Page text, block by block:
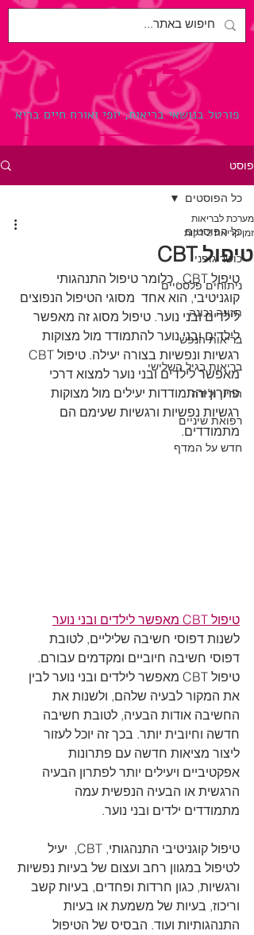
לבריאות.
פורטל בנושאי בריאות, יופי ואורח חיים בריא
פוסט
כל הפוסטים
כושר גופני
ניתוחים פלסטיים
תזונה נכונה
בריאות הנפש
בריאות בגיל השלישי
הריון ולידה
רפואת שיניים
חדש על המדף
כל הפוסטים
טיפול CBT
מערכת לבריאות
זמן קריאה 2 דקות
טיפול CBT , כלומר טיפול התנהגותי
קוגניטיבי, הוא אחד  מסוגי הטיפול הנפוצים
לילדים ובני נוער. טיפול מסוג זה מאפשר
לילדים ובני נוער להתמודד מול מצוקות
מאפשר לילדים ובני נוער למצוא דרכי
פתרון והתמודדות יעילים מול מצוקות
רגשיות נפשיות ורגשיות שעימם הם
מתמודדים.
טיפול CBT מאפשר לילדים ובני נוער
לשנות דפוסי חשיבה שליליים, לטובת
דפוסי חשיבה חיוביים ומקדמים עבורם.
טיפול CBT מאפשר לילדים ובני נוער לבין
את המקור לבעיה שלהם, ולשנות את
החשיבה אודות הבעיה, לטובת חשיבה
חדשה וחיובית יותר. בכך זה יוכל לעזור
ליצור מציאות חדשה עם פתרונות
אפקטיביים ויעילים יותר לפתרון הבעיה
הרגשית או הבעיה הנפשית עמה
מתמודדים ילדים ובני נוער.
טיפול קוגניטיבי התנהגותי, CBT,  יעיל
לטיפול במגוון רחב ועצום של בעיות נפשיות
ורגשיות, כגון חרדות ופחדים, בעיות קשב
וריכוז, בעיות של משמעת או בעיות
התנהגותיות ועוד. הבסיס של הטיפול